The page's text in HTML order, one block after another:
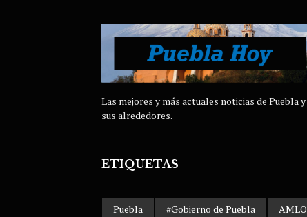
Las mejores y más actuales noticias de Puebla y
sus alrededores.
ETIQUETAS
Puebla #Gobierno de Puebla
AMLO